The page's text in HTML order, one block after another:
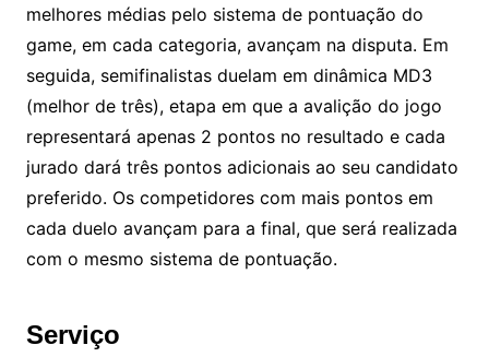
melhores médias pelo sistema de pontuação do
game, em cada categoria, avançam na disputa. Em
seguida, semifinalistas duelam em dinâmica MD3
(melhor de três), etapa em que a avalição do jogo
representará apenas 2 pontos no resultado e cada
jurado dará três pontos adicionais ao seu candidato
preferido. Os competidores com mais pontos em
cada duelo avançam para a final, que será realizada
com o mesmo sistema de pontuação.
Serviço